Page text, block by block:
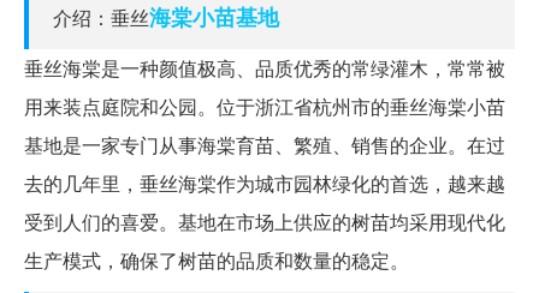
介绍：垂丝海棠小苗基地
垂丝海棠是一种颜值极高、品质优秀的常绿灌木，常常被
用来装点庭院和公园。位于浙江省杭州市的垂丝海棠小苗
基地是一家专门从事海棠育苗、繁殖、销售的企业。在过
去的几年里，垂丝海棠作为城市园林绿化的首选，越来越
受到人们的喜爱。基地在市场上供应的树苗均采用现代化
生产模式，确保了树苗的品质和数量的稳定。